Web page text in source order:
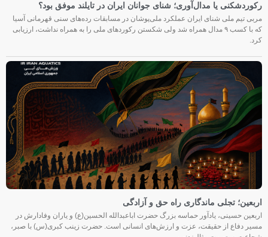
رکوردشکنی یا مدال‌آوری؛ شنای جوانان ایران در تایلند موفق بود؟
مربی تیم ملی شنای ایران عملکرد ملی‌پوشان در مسابقات رده‌های سنی قهرمانی آسیا
که با کسب ۹ مدال همراه شد ولی شکستن رکوردهای ملی را به همراه نداشت، ارزیابی
کرد.
اربعین؛ تجلی ماندگاری راه حق و آزادگی
اربعین حسینی، یادآور حماسه بزرگ حضرت اباعبدالله الحسین(ع) و یاران وفادارش در
مسیر دفاع از حقیقت، عزت و ارزش‌های انسانی است. حضرت زینب کبری(س) با صبر،